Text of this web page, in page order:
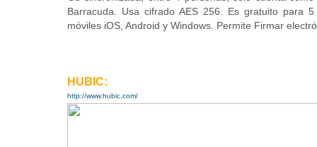
Barracuda. Usa cifrado AES 256. Es gratuito para
móviles iOS, Android y Windows. Permite Firmar
HUBIC:
http://www.hubic.com/